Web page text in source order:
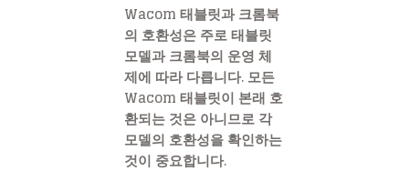
Wacom 태블릿과 크롬북
의 호환성은 주로 태블릿
모델과 크롬북의 운영 체
제에 따라 다릅니다. 모든
Wacom 태블릿이 본래 호
환되는 것은 아니므로 각
모델의 호환성을 확인하는
것이 중요합니다.